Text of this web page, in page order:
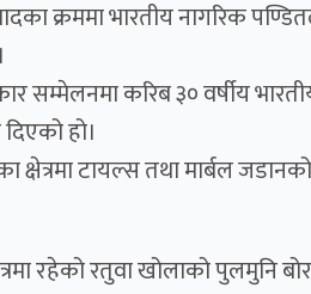
क्रममा भारतीय नागरिक
सम्मेलनमा करिब ३० वर्षीय
हो।
टायल्स तथा मार्बल
रहेको रतुवा खोलाको पुलमुनि